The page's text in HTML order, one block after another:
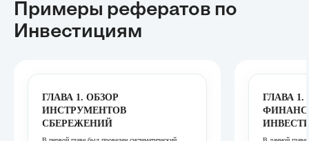
Примеры рефератов по
Инвестициям
ГЛАВА 1. ОБЗОР
ИНСТРУМЕНТОВ
СБЕРЕЖЕНИЙ
ГЛАВА